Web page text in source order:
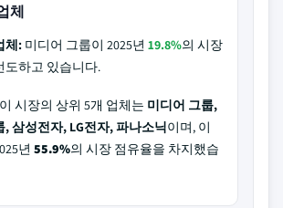
체
체: 미디어 그룹이 2025년 19.8%의 시장
도하고 있습니다.
이 시장의 상위 5개 업체는 미디어 그룹,
, 삼성전자, LG전자, 파나소닉이며, 이
년 55.9%의 시장 점유율을 차지했습